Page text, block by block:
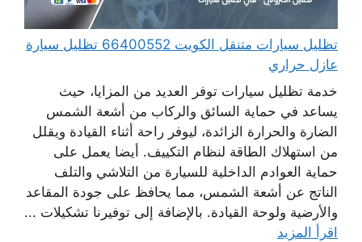
تظليل سيارات متنقل الكويت 66400552 تظليل سيارة
عازل حراري
خدمة تظليل سيارات توفر العديد من المزايا، حيث
يساعد في حماية السائق والركاب من أشعة الشمس
الضارة والحرارة الزائدة، ليوفر راحة أثناء القيادة ويقلل
من استهلاك الطاقة لنظام التكييف. أيضا يعمل على
حماية العوادم الداخلية للسيارة من التلاشي والتلف
الناتج عن أشعة الشمس، مما يحافظ على جودة المقاعد
والأرضية ولوحة القيادة. بالإضافة إلى توفيرنا تشكيلات ...
اقرأ المزيد